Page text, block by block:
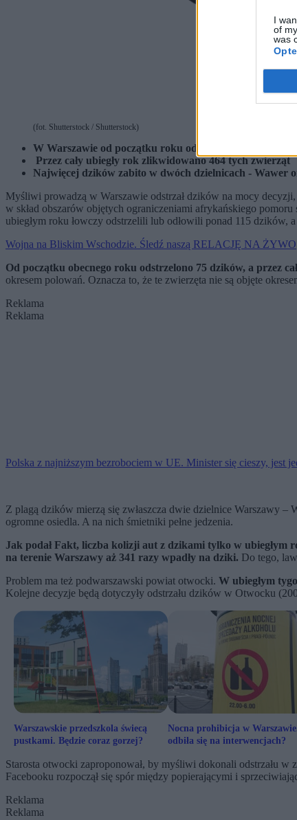
I
of
was
(fot. Shutterstock / Shutterstock)
W Warszawie od początku roku odstrzelono 75 dzików
Przez cały ubiegły rok zlikwidowano 464 tych zwierząt
Najwięcej dzików zabito w dwóch dzielnicach - Wawer
Myśliwi prowadzą w Warszawie odstrzał dzików na mocy
w skład obszarów objętych ograniczeniami afrykańskiego
ubiegłym roku łowczy odstrzelili lub odłowili ponad 115 dzików,
Wojna na Bliskim Wschodzie. Śledź naszą RELACJĘ NA ŻYWO
Od początku obecnego roku odstrzelono 75 dzików, a przez
okresem polowań. Oznacza to, że te zwierzęta nie są objęte
Reklama
Reklama
Polska z najniższym bezrobociem w UE. Minister się cieszy, jest
Z plagą dzików mierzą się zwłaszcza dwie dzielnice Warszawy –
ogromne osiedla. A na nich śmietniki pełne jedzenia.
Jak podał Fakt, liczba kolizji aut z dzikami tylko w ubiegłym
na terenie Warszawy aż 341 razy wpadły na dziki. Do tego,
Problem ma też podwarszawski powiat otwocki. W ubiegłym
Kolejne decyzje będą dotyczyły odstrzału dzików w Otwocku
Warszawskie przedszkola świecą
pustkami. Będzie coraz gorzej?
Nocna prohibicja w
odbiła się na interwencjach?
Starosta otwocki zaproponował, by myśliwi dokonali odstrzału w
Facebooku rozpoczął się spór między popierającymi i
Reklama
Reklama